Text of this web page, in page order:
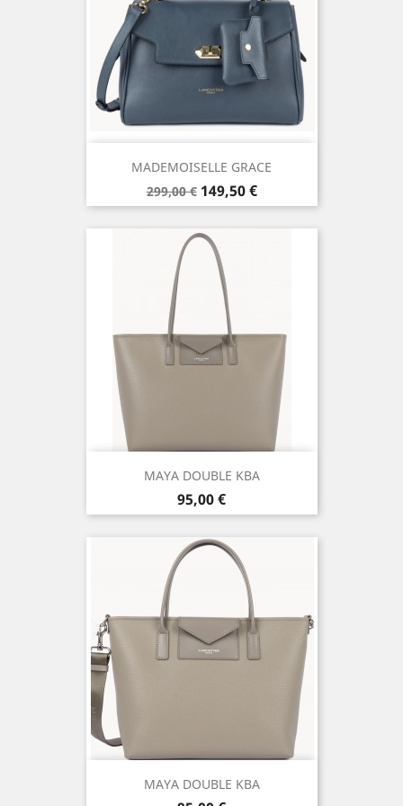
MADEMOISELLE GRACE
Prix
de
299,00 € Prix
149,50 €
MAYA DOUBLE KBA
Prix
95,00 €
MAYA DOUBLE KBA